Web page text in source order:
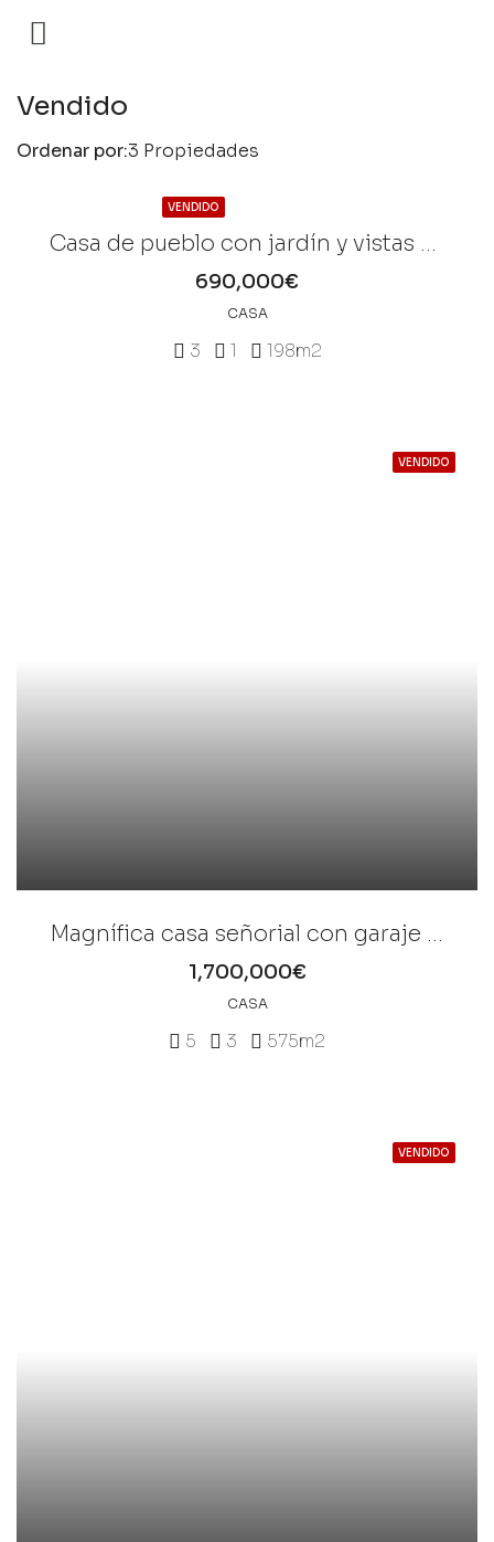
Vendido
3 Propiedades
Ordenar por:
VENDIDO
Casa de pueblo con jardín y vistas a la montaña en Sóller
690,000€
CASA
3 1 198m2
VENDIDO
Magnífica casa señorial con garaje y jardín
1,700,000€
CASA
5 3 575m2
VENDIDO